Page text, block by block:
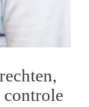
controle